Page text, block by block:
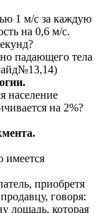
1 м/с за каждую
на 0,6 м/с.
падающего тела
население
на 2%?
имеется
приобретя
говоря:
лошадь, которая